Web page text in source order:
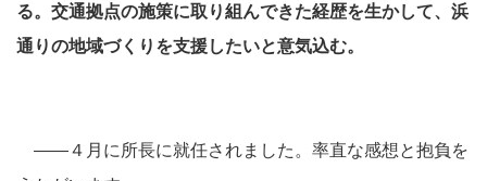
る。交通拠点の施策に取り組んできた経歴を生かして、浜
通りの地域づくりを支援したいと意気込む。
――４月に所長に就任されました。率直な感想と抱負を